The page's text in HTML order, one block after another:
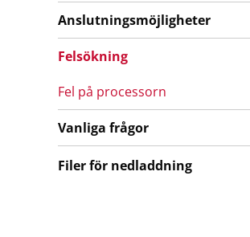
Anslutningsmöjligheter
Felsökning
Fel på processorn
Vanliga frågor
Filer för nedladdning